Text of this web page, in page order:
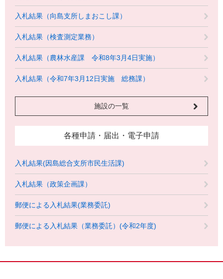
入札結果（向島支所しまおこし課）
入札結果（検査測定業務）
入札結果（農林水産課 令和8年3月4日実施）
入札結果（令和7年3月12日実施 総務課）
施設の一覧
各種申請・届出・電子申請
入札結果(因島総合支所市民生活課)
入札結果（政策企画課）
郵便による入札結果(業務委託)
郵便による入札結果（業務委託）(令和2年度)